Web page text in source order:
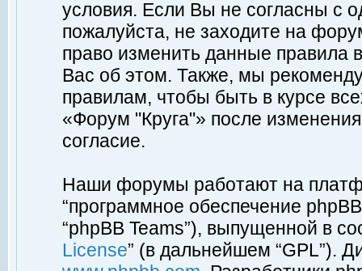
условия. Если Вы не согласны с
пожалуйста, не заходите на
право изменить данные правила
Вас об этом. Также, мы
правилам, чтобы быть в курсе
«Форум "Круга"» после
согласие.
Наши форумы работают на
“программное обеспечение
“phpBB Teams”), выпущенной в
License” (в дальнейшем “GPL”).